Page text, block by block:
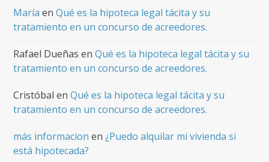
María enQué es la hipoteca legal tácita y su
tratamiento en un concurso de acreedores.
Rafael Dueñas enQué es la hipoteca legal tácita y su
tratamiento en un concurso de acreedores.
Cristóbal enQué es la hipoteca legal tácita y su
tratamiento en un concurso de acreedores.
más informacion en¿Puedo alquilar mi vivienda si
está hipotecada?